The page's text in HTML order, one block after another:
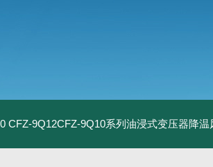
CFZ-9Q12CFZ-9Q10系列油浸式变压器降温